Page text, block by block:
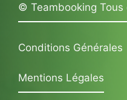
© Teambooking Tous
Conditions Générales
Mentions Légales